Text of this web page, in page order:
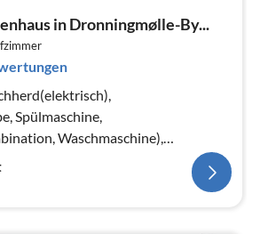
in Dronningmølle-By...
Spülmaschine,
Waschmaschine),
m2)